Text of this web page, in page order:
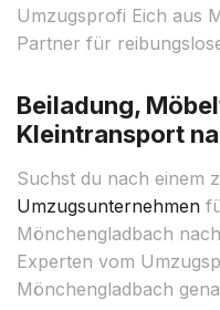
Umzugsprofi Eich aus
Partner für
Beiladung,
Kleintransport
Suchst du nach einem
Umzugsunternehmen
Mönchengladbach
Experten vom
Mönchengladbach